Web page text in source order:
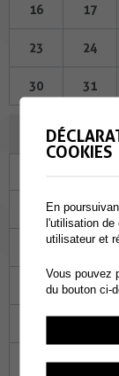
16 17
23 24
30 31
31
07
14
28
COOKIES
En
l'utilisation
utilisateur et
Vous pouvez
du bouton ci-